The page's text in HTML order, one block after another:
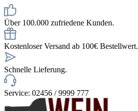
Über 100.000 zufriedene Kunden.
Kostenloser Versand ab 100€ Bestellwert.
Schnelle Lieferung.
Service: 02456 / 9999 777